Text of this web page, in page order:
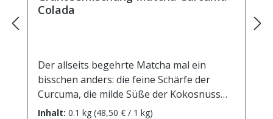
Colada
Der allseits begehrte Matcha mal ein
bisschen anders: die feine Schärfe der
Curcuma, die milde Süße der Kokosnuss
und die herben Grünteenoten sorgen für
Inhalt: 0.1 kg (48,50 € / 1 kg)